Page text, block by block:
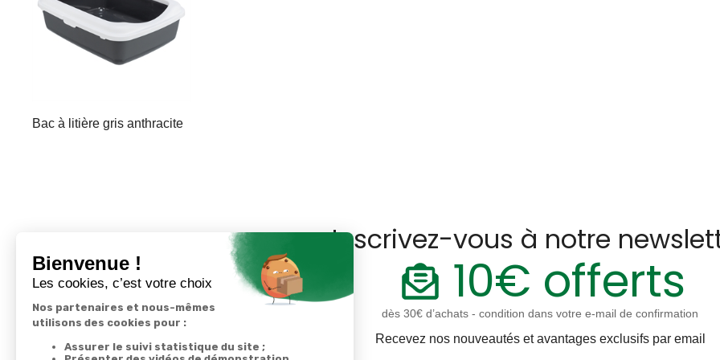
Bac à litière gris anthracite
Inscrivez-vous à notre
10€ offerts
dès 30€ d’achats - condition dans votre e-mail de confirmation
Recevez nos nouveautés et avantages exclusifs par email